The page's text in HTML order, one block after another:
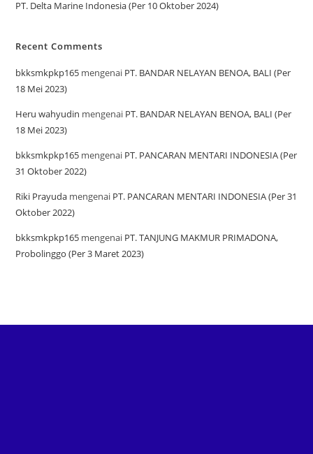
PT. Delta Marine Indonesia (Per 10 Oktober 2024)
Recent Comments
bkksmkpkp165 mengenai PT. BANDAR NELAYAN BENOA, BALI (Per
18 Mei 2023)
Heru wahyudin mengenai PT. BANDAR NELAYAN BENOA, BALI (Per
18 Mei 2023)
bkksmkpkp165 mengenai PT. PANCARAN MENTARI INDONESIA (Per
31 Oktober 2022)
Riki Prayuda mengenai PT. PANCARAN MENTARI INDONESIA (Per 31
Oktober 2022)
bkksmkpkp165 mengenai PT. TANJUNG MAKMUR PRIMADONA,
Probolinggo (Per 3 Maret 2023)